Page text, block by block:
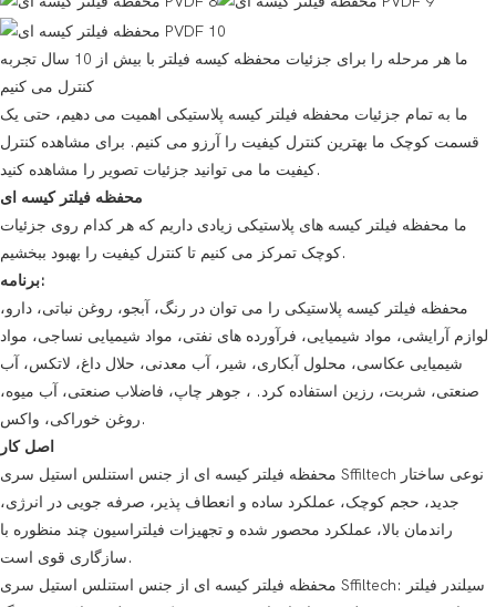
ما هر مرحله را برای جزئیات محفظه کیسه فیلتر با بیش از 10 سال تجربه
کنترل می کنیم
ما به تمام جزئیات محفظه فیلتر کیسه پلاستیکی اهمیت می دهیم، حتی یک
قسمت کوچک ما بهترین کنترل کیفیت را آرزو می کنیم. برای مشاهده کنترل
کیفیت ما می توانید جزئیات تصویر را مشاهده کنید.
محفظه فیلتر کیسه ای
ما محفظه فیلتر کیسه های پلاستیکی زیادی داریم که هر کدام روی جزئیات
کوچک تمرکز می کنیم تا کنترل کیفیت را بهبود ببخشیم.
برنامه:
محفظه فیلتر کیسه پلاستیکی را می توان در رنگ، آبجو، روغن نباتی، دارو،
لوازم آرایشی، مواد شیمیایی، فرآورده های نفتی، مواد شیمیایی نساجی، مواد
شیمیایی عکاسی، محلول آبکاری، شیر، آب معدنی، حلال داغ، لاتکس، آب
صنعتی، شربت، رزین استفاده کرد. ، جوهر چاپ، فاضلاب صنعتی، آب میوه،
روغن خوراکی، واکس.
اصل کار
محفظه فیلتر کیسه ای از جنس استنلس استیل سری Sffiltech نوعی ساختار
جدید، حجم کوچک، عملکرد ساده و انعطاف پذیر، صرفه جویی در انرژی،
راندمان بالا، عملکرد محصور شده و تجهیزات فیلتراسیون چند منظوره با
سازگاری قوی است.
محفظه فیلتر کیسه ای از جنس استنلس استیل سری Sffiltech: سیلندر فیلتر